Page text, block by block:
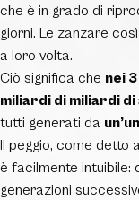
che è in grado di
giorni. Le zanzare
a loro volta.
Ciò significa che nei
miliardi di miliardi
tutti generati da
Il peggio, come detto
è facilmente intuibile:
generazioni